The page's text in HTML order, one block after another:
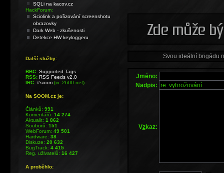
Svou ideální brigádu
Jméno:
Nadpis:
Vzkaz:
SQLi na kacov.cz
HackForum:
Sciolink a pořizování screenshotu
obrazovky
Dark Web - zkušenosti
Detekce HW keyloggeru
Další služby:
BBC: Supported Tags
RSS: RSS Feeds v2.0
IRC: #soom(irc.2600.net)
Na SOOM.cz je:
Článků:991
Komentářů:14 274
Aktualit:1 862
Souborů:151
WebForum:49 501
Hardware:38
Diskuze:20 632
BugTrack:4 415
Reg. uživatelů:16 427
A proběhlo: